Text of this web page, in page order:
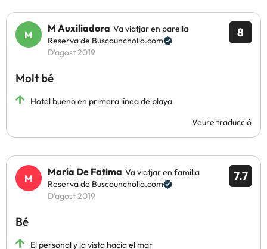
8
M Auxiliadora Va viatjar en parella
Reserva de Buscounchollo.com
D’agost 2019
Molt bé
Hotel bueno en primera línea de playa
Veure traducció
7.7
María De Fatima Va viatjar en família
Reserva de Buscounchollo.com
D’agost 2019
Bé
El personal y la vista hacia el mar